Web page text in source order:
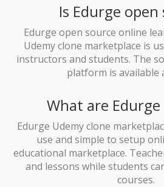
Is Edurge open
Edurge open source online
Udemy clone marketplace is
instructors and students. The
platform is available
What are
Edurge Udemy clone
use and simple to setup
educational marketplace.
and lessons while students
courses.